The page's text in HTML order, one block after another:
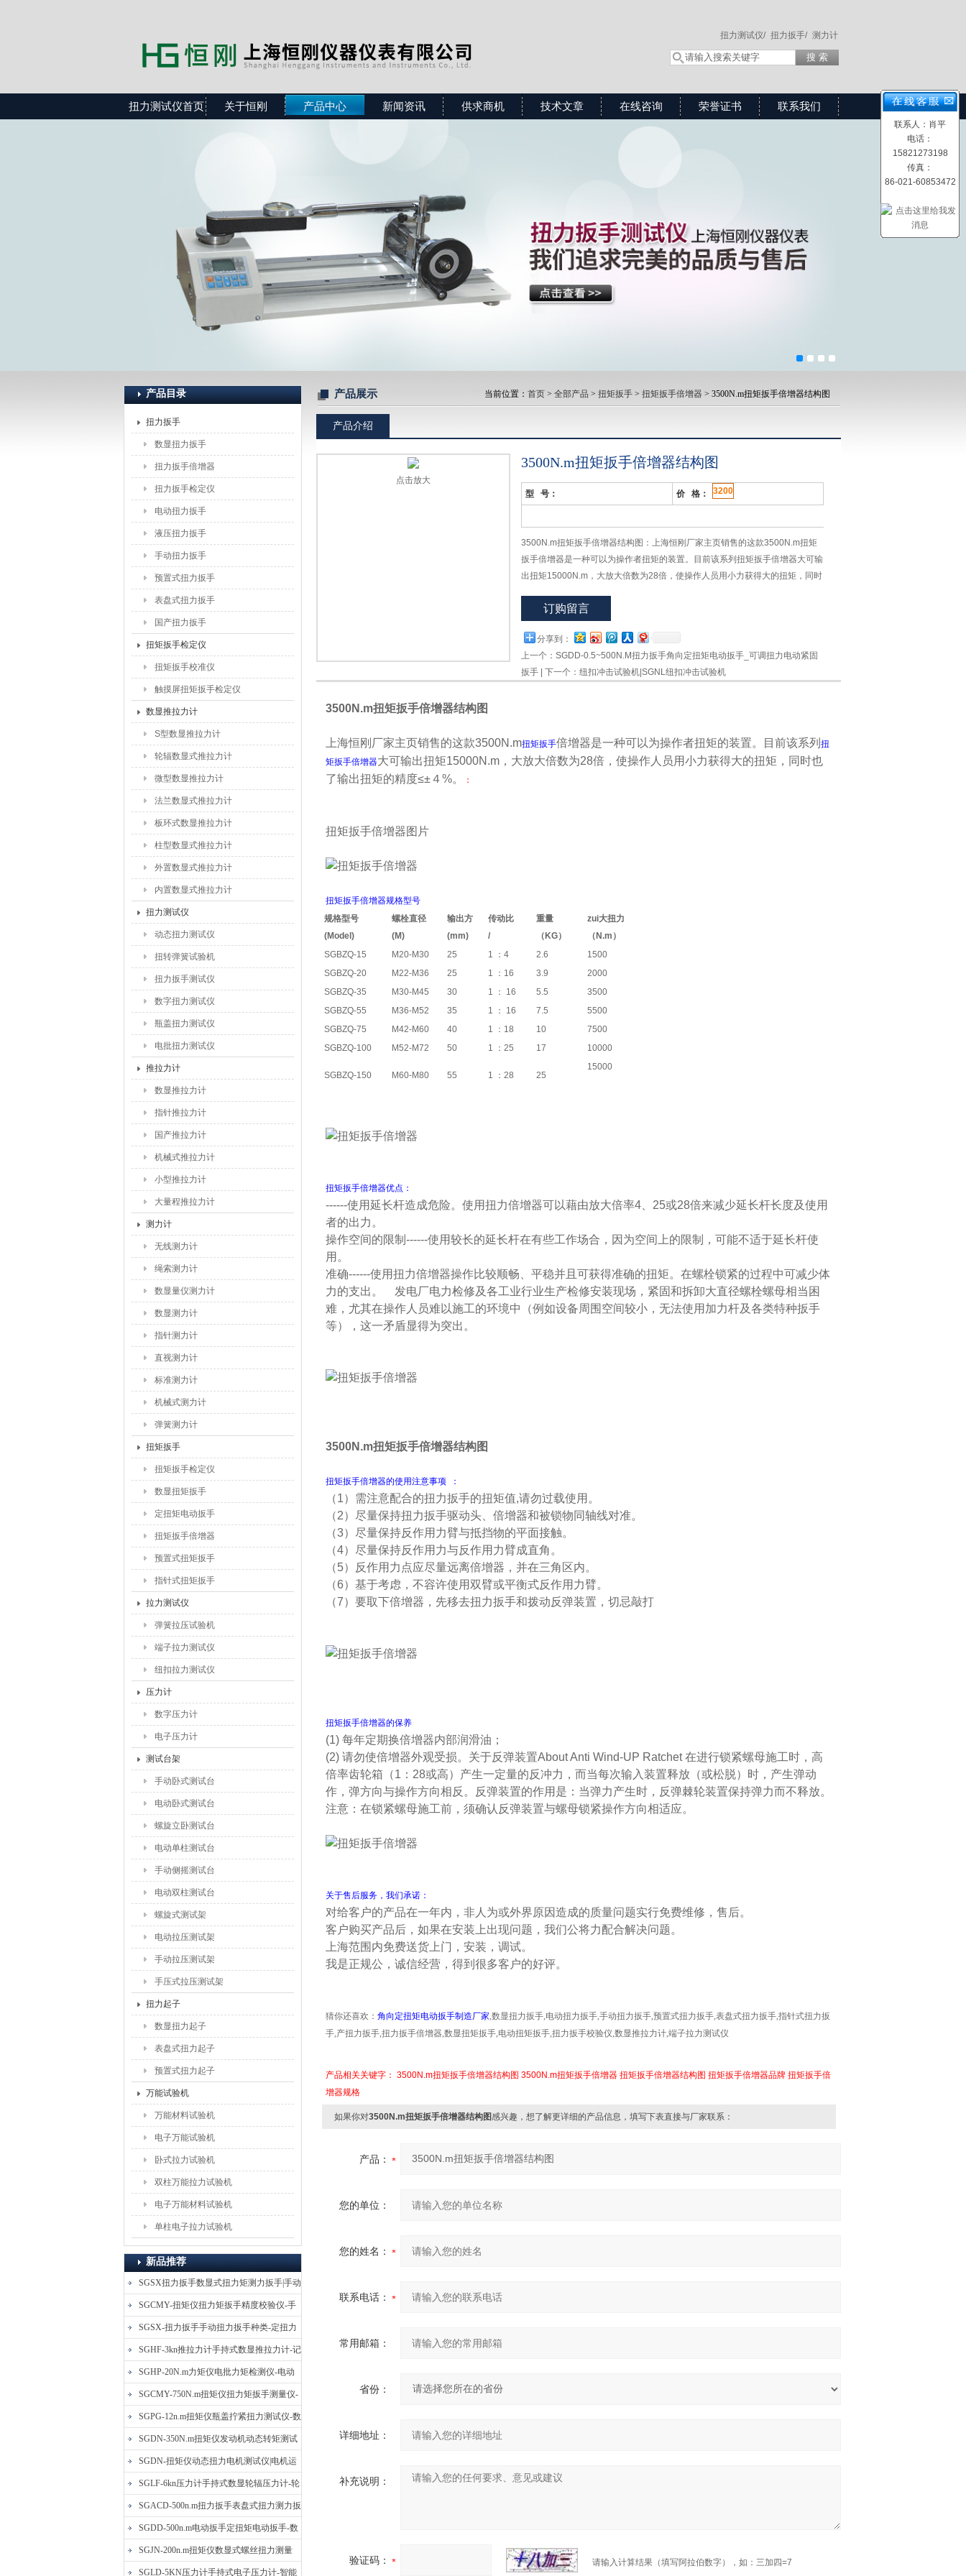
测力计
扭力扳手/
扭力测试仪/
扭力测试仪首页 关于恒刚 产品中心 新闻资讯 供求商机 技术文章 在线咨询 荣誉证书 联系我们
产品目录
扭力扳手
数显扭力扳手
扭力扳手倍增器
扭力扳手检定仪
电动扭力扳手
液压扭力扳手
手动扭力扳手
预置式扭力扳手
表盘式扭力扳手
国产扭力扳手
扭矩扳手检定仪
扭矩扳手校准仪
触摸屏扭矩扳手检定仪
数显推拉力计
S型数显推拉力计
轮辐数显式推拉力计
微型数显推拉力计
法兰数显式推拉力计
板环式数显推拉力计
柱型数显式推拉力计
外置数显式推拉力计
内置数显式推拉力计
扭力测试仪
动态扭力测试仪
扭转弹簧试验机
扭力扳手测试仪
数字扭力测试仪
瓶盖扭力测试仪
电批扭力测试仪
推拉力计
数显推拉力计
指针推拉力计
国产推拉力计
机械式推拉力计
小型推拉力计
大量程推拉力计
测力计
无线测力计
绳索测力计
数显量仪测力计
数显测力计
指针测力计
直视测力计
标准测力计
机械式测力计
弹簧测力计
扭矩扳手
扭矩扳手检定仪
数显扭矩扳手
定扭矩电动扳手
扭矩扳手倍增器
预置式扭矩扳手
指针式扭矩扳手
拉力测试仪
弹簧拉压试验机
端子拉力测试仪
纽扣拉力测试仪
压力计
数字压力计
电子压力计
测试台架
手动卧式测试台
电动卧式测试台
螺旋立卧测试台
电动单柱测试台
手动侧摇测试台
电动双柱测试台
螺旋式测试架
电动拉压测试架
手动拉压测试架
手压式拉压测试架
扭力起子
数显扭力起子
表盘式扭力起子
预置式扭力起子
万能试验机
万能材料试验机
电子万能试验机
卧式拉力试验机
双柱万能拉力试验机
电子万能材料试验机
单柱电子拉力试验机
新品推荐
SGSX扭力扳手数显式扭力矩测力扳手|手动
定扭矩检测扳手
SGCMY-扭矩仪扭力矩扳手精度校验仪-手
动扳子扭矩校准仪
SGSX-扭力扳手手动扭力扳手种类-定扭力
矩检测扳手价格
SGHF-3kn推拉力计手持式数显推拉力计-记
忆数据拉压力测力计
SGHP-20N.m力矩仪电批力矩检测仪-电动
螺丝批扭力矩测试仪
SGCMY-750N.m扭矩仪扭力矩扳手测量仪-
校准扳手扭力精度测试仪
SGPG-12n.m扭矩仪瓶盖拧紧扭力测试仪-数
显式瓶盖扭力矩仪
SGDN-350N.m扭矩仪发动机动态转矩测试
仪-动态电机扭矩测量仪
SGDN-扭矩仪动态扭力电机测试仪|电机运
转摩擦力扭矩仪
SGLF-6kn压力计手持式数显轮辐压力计-轮
辐称重压力测力计
SGACD-500n.m扭力扳手表盘式扭力测力扳
手-表盘扭力矩检测扳手
SGDD-500n.m电动扳手定扭矩电动扳手-数
显式电动定扭力矩扳手
SGJN-200n.m扭矩仪数显式螺丝扭力测量
仪-螺栓扭力矩测试仪
SGLD-5KN压力计手持式电子压力计-智能
产品展示 当前位置： 首页 > 全部产品 > 扭矩扳手 > 扭矩扳手倍增器 > 3500N.m扭矩扳手倍增器结构图
产品介绍
点击放大
3500N.m扭矩扳手倍增器结构图
型 号： 价 格： 3200
3500N.m扭矩扳手倍增器结构图：上海恒刚厂家主页销售的这款3500N.m扭矩
扳手倍增器是一种可以为操作者扭矩的装置。目前该系列扭矩扳手倍增器大可输
出扭矩15000N.m，大放大倍数为28倍，使操作人员用小力获得大的扭矩，同时
订购留言
分享到：
上一个： SGDD-0.5~500N.M扭力扳手角向定扭矩电动扳手_可调扭力电动紧固
扳手 | 下一个： 纽扣冲击试验机|SGNL纽扣冲击试验机
3500N.m扭矩扳手倍增器结构图
上海恒刚厂家主页销售的这款3500N.m扭矩扳手倍增器是一种可以为操作者扭矩的装置。目前该系列 扭
矩扳手倍增器大可输出扭矩15000N.m，大放大倍数为28倍，使操作人员用小力获得大的扭矩，同时也
了输出扭矩的精度≤±４%。
：
扭矩扳手倍增器图片
扭矩扳手倍增器规格型号
规格型号
(Model)
螺栓直径
(M)
输出方
(mm)
传动比
/
重量
（KG）
zui大扭力
（N.m）
SGBZQ-15
M20-M30 25 1 ：4 2.6
1500
SGBZQ-20
M22-M36 25 1 ：16 3.9
2000
SGBZQ-35
M30-M45 30 1 ： 16 5.5
3500
SGBZQ-55
M36-M52 35 1 ： 16 7.5
5500
SGBZQ-75
M42-M60 40 1 ：18 10
7500
SGBZQ-100
M52-M72 50 1 ：25 17 10000
SGBZQ-150 M60-M80 55 1 ：28 25
15000
扭矩扳手倍增器优点：
------使用延长杆造成危险。使用扭力倍增器可以藉由放大倍率4、25或28倍来减少延长杆长度及使用
者的出力。
操作空间的限制------使用较长的延长杆在有些工作场合，因为空间上的限制，可能不适于延长杆使
用。
准确------使用扭力倍增器操作比较顺畅、平稳并且可获得准确的扭矩。在螺栓锁紧的过程中可减少体
力的支出。 发电厂电力检修及各工业行业生产检修安装现场，紧固和拆卸大直径螺栓螺母相当困
难，尤其在操作人员难以施工的环境中（例如设备周围空间较小，无法使用加力杆及各类特种扳手
等），这一矛盾显得为突出。
3500N.m扭矩扳手倍增器结构图
扭矩扳手倍增器的使用注意事项 ：
（1）需注意配合的扭力扳手的扭矩值,请勿过载使用。
（2）尽量保持扭力扳手驱动头、倍增器和被锁物同轴线对准。
（3）尽量保持反作用力臂与抵挡物的平面接触。
（4）尽量保持反作用力与反作用力臂成直角。
（5）反作用力点应尽量远离倍增器，并在三角区内。
（6）基于考虑，不容许使用双臂或平衡式反作用力臂。
（7）要取下倍增器，先移去扭力扳手和拨动反弹装置，切忌敲打
扭矩扳手倍增器的保养
(1) 每年定期换倍增器内部润滑油；
(2) 请勿使倍增器外观受损。关于反弹装置About Anti Wind-UP Ratchet 在进行锁紧螺母施工时，高
倍率齿轮箱（1：28或高）产生一定量的反冲力，而当每次输入装置释放（或松脱）时，产生弹动
作，弹方向与操作方向相反。反弹装置的作用是：当弹力产生时，反弹棘轮装置保持弹力而不释放。
注意：在锁紧螺母施工前，须确认反弹装置与螺母锁紧操作方向相适应。
关于售后服务，我们承诺：
对给客户的产品在一年内，非人为或外界原因造成的质量问题实行免费维修，售后。
客户购买产品后，如果在安装上出现问题，我们公将力配合解决问题。
上海范围内免费送货上门，安装，调试。
我是正规公，诚信经营，得到很多客户的好评。
猜你还喜欢： 角向定扭矩电动扳手制造厂家,数显扭力扳手,电动扭力扳手,手动扭力扳手,预置式扭力扳手,表盘式扭力扳手,指针式扭力扳
手,产扭力扳手,扭力扳手倍增器,数显扭矩扳手,电动扭矩扳手,扭力扳手校验仪,数显推拉力计,端子拉力测试仪
产品相关关键字： 3500N.m扭矩扳手倍增器结构图 3500N.m扭矩扳手倍增器 扭矩扳手倍增器结构图 扭矩扳手倍增器品牌 扭矩扳手倍
增器规格
如果你对3500N.m扭矩扳手倍增器结构图感兴趣，想了解更详细的产品信息，填写下表直接与厂家联系：
产品：
您的单位：
您的姓名：
联系电话：
常用邮箱：
省份：
详细地址：
补充说明：
验证码： 请输入计算结果（填写阿拉伯数字），如：三加四=7
联系人：肖平
电话：
15821273198
传真：
86-021-60853472